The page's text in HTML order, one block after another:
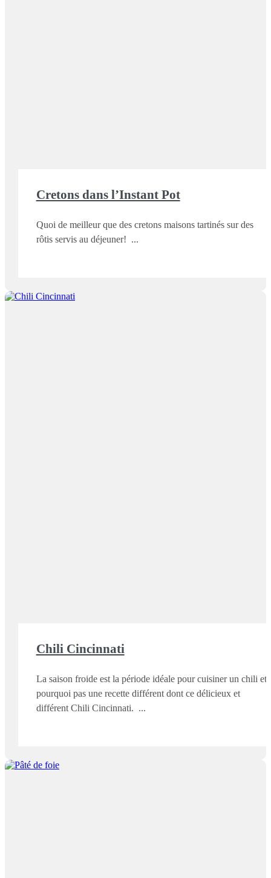
Cretons dans l’Instant Pot
Quoi de meilleur que des cretons maisons tartinés sur des
rôtis servis au déjeuner!
Chili Cincinnati
La saison froide est la période idéale pour cuisiner un chili et
pourquoi pas une recette différent dont ce délicieux et
différent Chili Cincinnati.